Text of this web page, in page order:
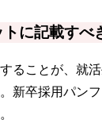
に記載すべ
ることが、就
新卒採用パン